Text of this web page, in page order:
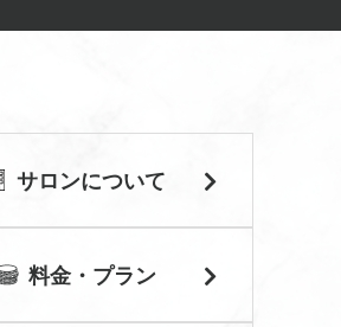
サロンについて
料金・プラン